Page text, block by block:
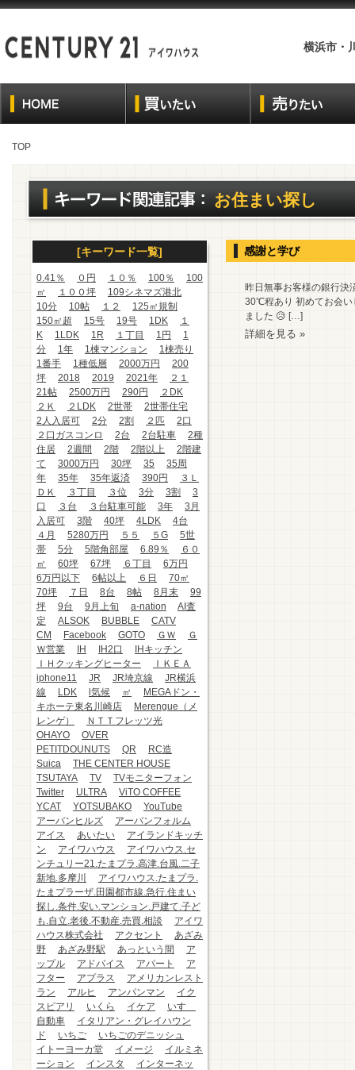
横浜市・
TOP
お住まい探し
[キーワード一覧]
0.41％ ０円 １０％ 100％
100
㎡
１００坪
109シネマズ港北
10分
10帖 １２
125㎡規制
150㎡超
15号 19号 1DK
１
K
1LDK 1R １丁目 1円
1
分
1年 1棟マンション
1棟売り
1番手
1種低層 2000万円
200
坪
2018 2019 2021年
２１
21帖
2500万円 290円
２DK
２Ｋ
２LDK 2世帯
2世帯住宅
2人入居可
2分 2割 ２匹
2口
２口ガスコンロ
2台 2台駐車
2種
住居
2週間 2階 2階以上
2階建
て
3000万円 30坪 35
35周
年
35年 35年返済 390円
３Ｌ
ＤＫ
３丁目 ３位 3分 3割
3
口
３台 ３台駐車可能 3年
3月
入居可
3階 40坪 4LDK
4台
４月
5280万円 ５５ ５G
5世
帯
5分 5階角部屋 6.89％
６０
㎡
60坪 67坪 ６丁目
6万円
6万円以下
6帖以上 ６日
70㎡
70坪
７日 8台 8帖 8月末
99
坪
9台 9月上旬 a-nation
AI査
定
ALSOK BUBBLE
CATV
CM
Facebook GOTO ＧＷ
Ｇ
Ｗ営業
IH IH2口
IHキッチン
ＩＨクッキングヒーター
ＩＫＥＡ
iphone11
JR JR埼京線
JR横浜
線
LDK l気候 ㎡
MEGAドン・
キホーテ東名川崎店
Merengue（メ
レンゲ）
ＮＴＴフレッツ光
OHAYO
OVER
PETITDOUNUTS
QR
RC造
Suica
THE CENTER HOUSE
TSUTAYA
TV
TVモニターフォン
Twitter
ULTRA
ViTO COFFEE
YCAT
YOTSUBAKO
YouTube
アーバンヒルズ
アーバンフォルム
アイス
あいたい
アイランドキッチ
ン
アイワハウス
アイワハウス.セ
ンチュリー21.たまプラ.高津.台風.二子
新地.多摩川
アイワハウス.たまプラ.
たまプラーザ.田園都市線.急行.住まい
探し.条件.安い.マンション.戸建て.子ど
も.自立.老後.不動産.売買.相談
アイワ
ハウス株式会社
アクセント
あざみ
野
あざみ野駅 あっという間
ア
ップル
アドバイス アパート
ア
フター
アプラス
アメリカンレスト
ラン
アルヒ アンパンマン
イク
スピアリ
いくら イケア
いすゞ
自動車
イタリアン・グレイハウン
ド
いちご
いちごのデニッシュ
イトーヨーカ堂
イメージ
イルミネ
ーション
インスタ
インターネッ
感謝と学び
昨日無事お客様の銀行決
30℃程あり 初めてお会い
ました 😥 […]
詳細を見る »